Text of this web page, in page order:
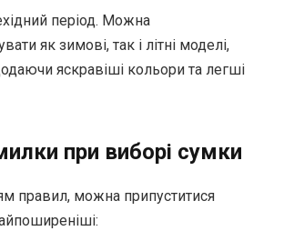
період. Можна
як зимові, так і літні моделі,
яскравіші кольори та легші
при виборі сумки
правил, можна припуститися